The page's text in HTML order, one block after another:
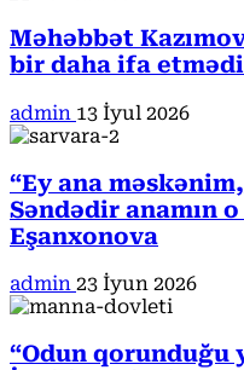
Məhəbbət
bir daha ifa
admin 13 İyul 2026
“Ey ana
Səndədir anamın
Eşanxonova
admin 23 İyun 2026
“Odun qorunduğu